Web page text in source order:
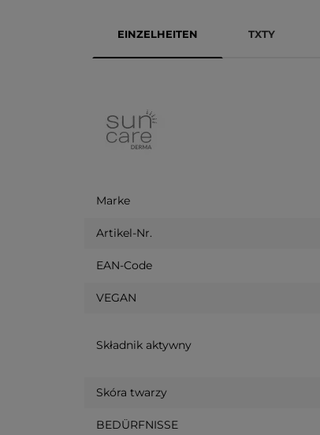
EINZELHEITEN TXTY
Marke
Artikel-Nr.
EAN-Code
VEGAN
Składnik aktywny
Skóra twarzy
BEDÜRFNISSE